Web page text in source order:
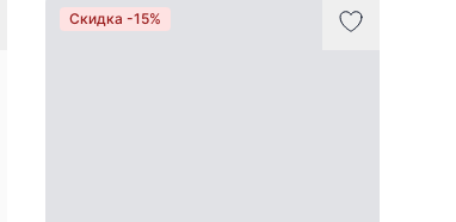
Скидка -15%